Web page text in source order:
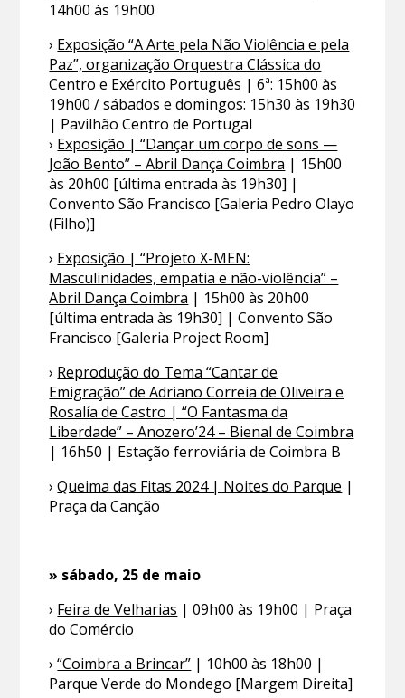
14h00 às 19h00
› Exposição “A Arte pela Não Violência e pela
Paz”, organização Orquestra Clássica do
Centro e Exército Português | 6ª: 15h00 às
19h00 / sábados e domingos: 15h30 às 19h30
| Pavilhão Centro de Portugal
› Exposição | “Dançar um corpo de sons —
João Bento” – Abril Dança Coimbra | 15h00
às 20h00 [última entrada às 19h30] |
Convento São Francisco [Galeria Pedro Olayo
(Filho)]
› Exposição | “Projeto X-MEN:
Masculinidades, empatia e não-violência” –
Abril Dança Coimbra | 15h00 às 20h00
[última entrada às 19h30] | Convento São
Francisco [Galeria Project Room]
› Reprodução do Tema “Cantar de
Emigração” de Adriano Correia de Oliveira e
Rosalía de Castro | “O Fantasma da
Liberdade” – Anozero’24 – Bienal de Coimbra
| 16h50 | Estação ferroviária de Coimbra B
›Queima das Fitas 2024 | Noites do Parque |
Praça da Canção
» sábado, 25 de maio
› Feira de Velharias | 09h00 às 19h00 | Praça
do Comércio
›“Coimbra a Brincar” | 10h00 às 18h00 |
Parque Verde do Mondego [Margem Direita]